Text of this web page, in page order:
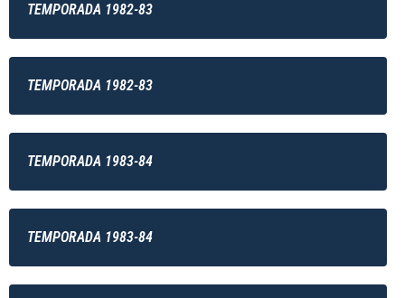
TEMPORADA 1982-83
TEMPORADA 1982-83
TEMPORADA 1983-84
TEMPORADA 1983-84